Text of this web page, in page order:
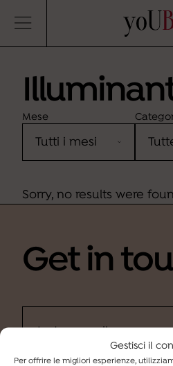
Gestisci il
Per offrire le migliori esperienze,
yoUBe
Mese
Sorry, no results were
Get in